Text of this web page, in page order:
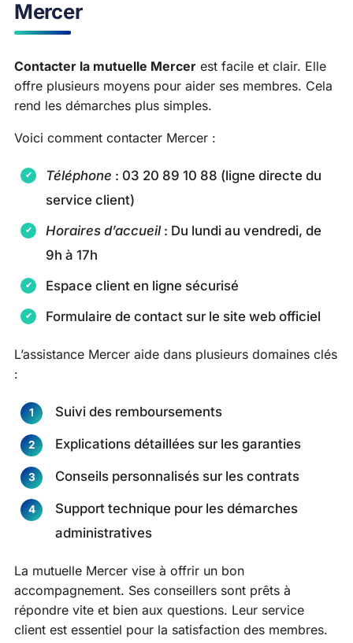
Mercer
Contacter la mutuelle Mercer est facile et clair. Elle
offre plusieurs moyens pour aider ses membres. Cela
rend les démarches plus simples.
Voici comment contacter Mercer :
Téléphone : 03 20 89 10 88 (ligne directe du
service client)
Horaires d’accueil: Du lundi au vendredi, de
9h à 17h
Espace client en ligne sécurisé
Formulaire de contact sur le site web officiel
L’assistance Mercer aide dans plusieurs domaines clés
:
Suivi des remboursements
Explications détaillées sur les garanties
Conseils personnalisés sur les contrats
Support technique pour les démarches
administratives
La mutuelle Mercer vise à offrir un bon
accompagnement. Ses conseillers sont prêts à
répondre vite et bien aux questions. Leur service
client est essentiel pour la satisfaction des membres.